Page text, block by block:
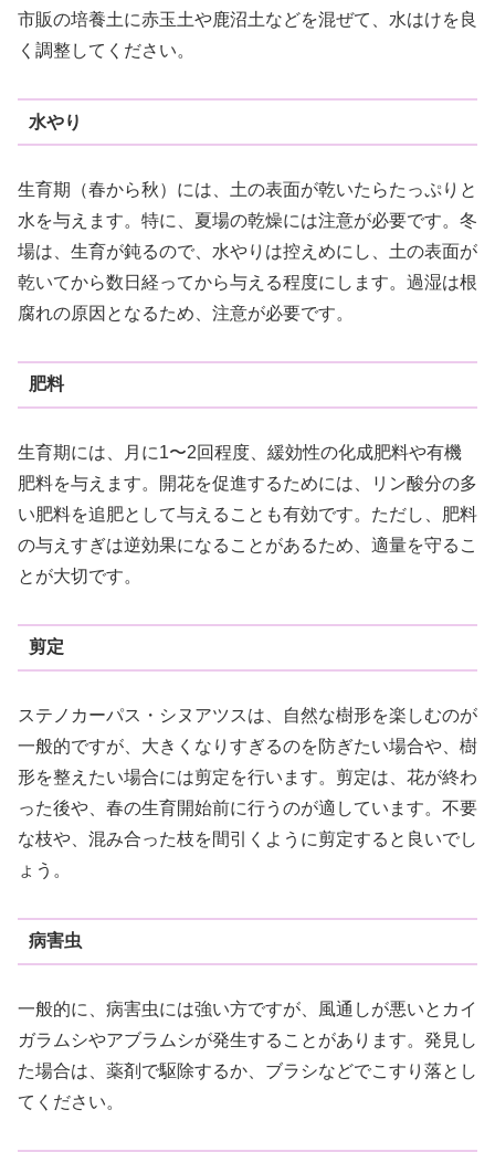
市販の培養土に赤玉土や鹿沼土などを混ぜて、水はけを良
く調整してください。
水やり
生育期（春から秋）には、土の表面が乾いたらたっぷりと
水を与えます。特に、夏場の乾燥には注意が必要です。冬
場は、生育が鈍るので、水やりは控えめにし、土の表面が
乾いてから数日経ってから与える程度にします。過湿は根
腐れの原因となるため、注意が必要です。
肥料
生育期には、月に1〜2回程度、緩効性の化成肥料や有機
肥料を与えます。開花を促進するためには、リン酸分の多
い肥料を追肥として与えることも有効です。ただし、肥料
の与えすぎは逆効果になることがあるため、適量を守るこ
とが大切です。
剪定
ステノカーパス・シヌアツスは、自然な樹形を楽しむのが
一般的ですが、大きくなりすぎるのを防ぎたい場合や、樹
形を整えたい場合には剪定を行います。剪定は、花が終わ
った後や、春の生育開始前に行うのが適しています。不要
な枝や、混み合った枝を間引くように剪定すると良いでし
ょう。
病害虫
一般的に、病害虫には強い方ですが、風通しが悪いとカイ
ガラムシやアブラムシが発生することがあります。発見し
た場合は、薬剤で駆除するか、ブラシなどでこすり落とし
てください。